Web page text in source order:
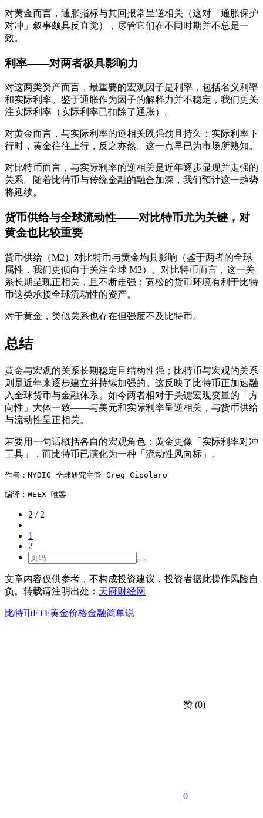
对黄金而言，通胀指标与其回报常呈逆相关（这对「通胀保护
对冲」叙事颇具反直觉），尽管它们在不同时期并不总是一
致。
利率——对两者极具影响力
对这两类资产而言，最重要的宏观因子是利率，包括名义利率
和实际利率。鉴于通胀作为因子的解释力并不稳定，我们更关
注实际利率（实际利率已扣除了通胀）。
对黄金而言，与实际利率的逆相关既强劲且持久：实际利率下
行时，黄金往往上行，反之亦然。这一点早已为市场所熟知。
对比特币而言，与实际利率的逆相关是近年逐步显现并走强的
关系。随着比特币与传统金融的融合加深，我们预计这一趋势
将延续。
货币供给与全球流动性——对比特币尤为关键，对
黄金也比较重要
货币供给（M2）对比特币与黄金均具影响（鉴于两者的全球
属性，我们更倾向于关注全球 M2）。对比特币而言，这一关
系长期呈现正相关，且不断走强：宽松的货币环境有利于比特
币这类承接全球流动性的资产。
对于黄金，类似关系也存在但强度不及比特币。
总结
黄金与宏观的关系长期稳定且结构性强；比特币与宏观的关系
则是近年来逐步建立并持续加强的。这反映了比特币正加速融
入全球货币与金融体系。如今两者相对于关键宏观变量的「方
向性」大体一致——与美元和实际利率呈逆相关，与货币供给
与流动性呈正相关。
若要用一句话概括各自的宏观角色：黄金更像「实际利率对冲
工具」，而比特币已演化为一种「流动性风向标」。
作者：NYDIG 全球研究主管 Greg Cipolaro
编译：WEEX 唯客
2 / 2
1
2
文章内容仅供参考，不构成投资建议，投资者据此操作风险自
负。转载请注明出处： 天府财经网
比特币ETF黄金价格金融简单说
赞 (0)
0